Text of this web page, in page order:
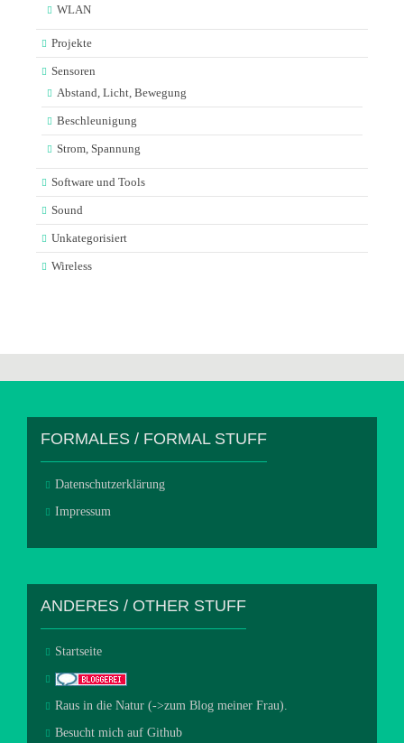
WLAN
Projekte
Sensoren
Abstand, Licht, Bewegung
Beschleunigung
Strom, Spannung
Software und Tools
Sound
Unkategorisiert
Wireless
FORMALES / FORMAL STUFF
Datenschutzerklärung
Impressum
ANDERES / OTHER STUFF
Startseite
Raus in die Natur (->zum Blog meiner Frau).
Besucht mich auf Github